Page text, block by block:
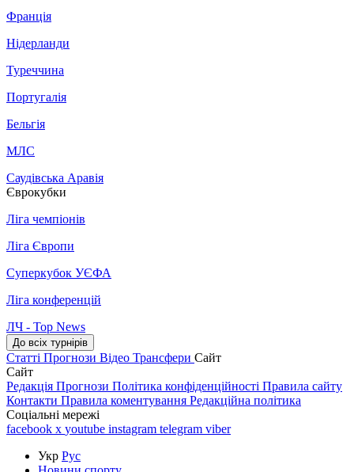
Франція
Нідерланди
Туреччина
Португалія
Бельгія
МЛС
Саудівська Аравія
Єврокубки
Ліга чемпіонів
Ліга Європи
Суперкубок УЄФА
Ліга конференцій
ЛЧ - Top News
До всіх турнірів
Статті Прогнози Відео Трансфери Сайт
Сайт
Редакція Прогнози Політика конфіденційності Правила сайту
Контакти Правила коментування Редакційна політика
Соціальні мережі
facebook x youtube instagram telegram viber
Укр Рус